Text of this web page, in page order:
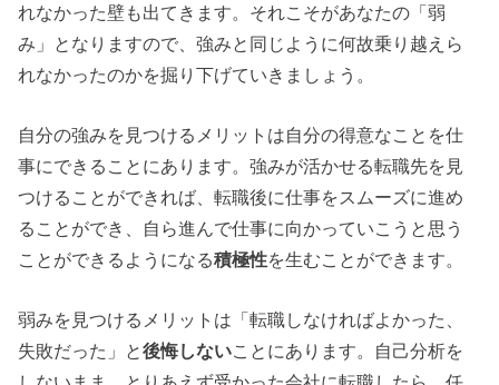
れなかった壁も出てきます。それこそがあなたの「弱
み」となりますので、強みと同じように何故乗り越えら
れなかったのかを掘り下げていきましょう。
自分の強みを見つけるメリットは自分の得意なことを仕
事にできることにあります。強みが活かせる転職先を見
つけることができれば、転職後に仕事をスムーズに進め
ることができ、自ら進んで仕事に向かっていこうと思う
ことができるようになる積極性を生むことができます。
弱みを見つけるメリットは「転職しなければよかった、
失敗だった」と後悔しないことにあります。自己分析を